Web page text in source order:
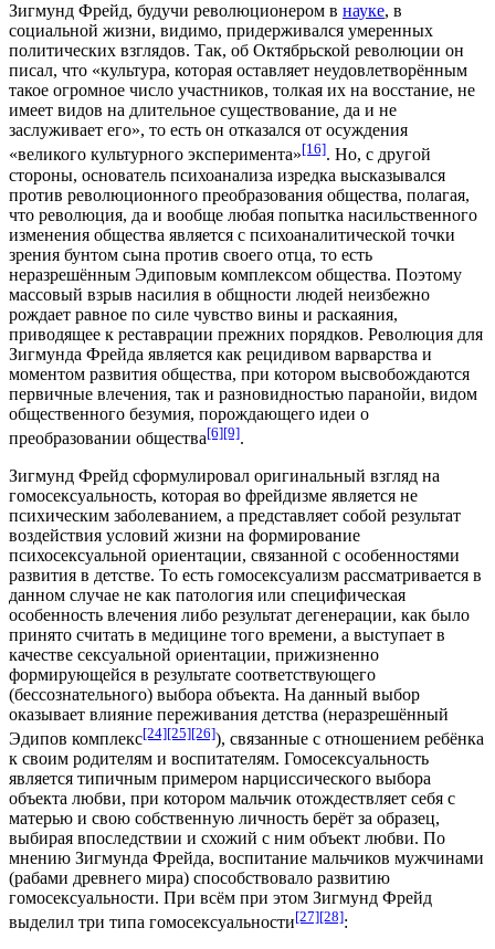
Зигмунд Фрейд, будучи революционером в науке, в
социальной жизни, видимо, придерживался умеренных
политических взглядов. Так, об Октябрьской революции он
писал, что «культура, которая оставляет неудовлетворённым
такое огромное число участников, толкая их на восстание, не
имеет видов на длительное существование, да и не
заслуживает его», то есть он отказался от осуждения
«великого культурного эксперимента»[16]. Но, с другой
стороны, основатель психоанализа изредка высказывался
против революционного преобразования общества, полагая,
что революция, да и вообще любая попытка насильственного
изменения общества является с психоаналитической точки
зрения бунтом сына против своего отца, то есть
неразрешённым Эдиповым комплексом общества. Поэтому
массовый взрыв насилия в общности людей неизбежно
рождает равное по силе чувство вины и раскаяния,
приводящее к реставрации прежних порядков. Революция для
Зигмунда Фрейда является как рецидивом варварства и
моментом развития общества, при котором высвобождаются
первичные влечения, так и разновидностью паранойи, видом
общественного безумия, порождающего идеи о
преобразовании общества[6][9].
Зигмунд Фрейд сформулировал оригинальный взгляд на
гомосексуальность, которая во фрейдизме является не
психическим заболеванием, а представляет собой результат
воздействия условий жизни на формирование
психосексуальной ориентации, связанной с особенностями
развития в детстве. То есть гомосексуализм рассматривается в
данном случае не как патология или специфическая
особенность влечения либо результат дегенерации, как было
принято считать в медицине того времени, а выступает в
качестве сексуальной ориентации, прижизненно
формирующейся в результате соответствующего
(бессознательного) выбора объекта. На данный выбор
оказывает влияние переживания детства (неразрешённый
Эдипов комплекс[24][25][26]), связанные с отношением ребёнка
к своим родителям и воспитателям. Гомосексуальность
является типичным примером нарциссического выбора
объекта любви, при котором мальчик отождествляет себя с
матерью и свою собственную личность берёт за образец,
выбирая впоследствии и схожий с ним объект любви. По
мнению Зигмунда Фрейда, воспитание мальчиков мужчинами
(рабами древнего мира) способствовало развитию
гомосексуальности. При всём при этом Зигмунд Фрейд
выделил три типа гомосексуальности[27][28]: